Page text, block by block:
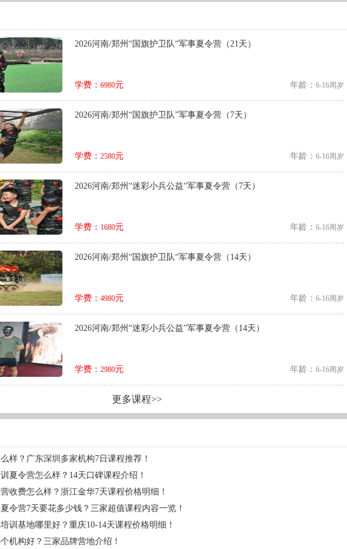
2026河南/郑州“国旗护卫队“军事夏令营（21天）
学费：6980元 年龄：6-16周岁
2026河南/郑州“国旗护卫队”军事夏令营（7天）
学费：2580元 年龄：6-16周岁
2026河南/郑州“迷彩小兵公益“军事夏令营（7天）
学费： 1680元 年龄：6-16周岁
2026河南/郑州“国旗护卫队“军事夏令营（14天）
学费：4980元 年龄：6-16周岁
2026河南/郑州“迷彩小兵公益”军事夏令营（14天）
学费：2980元 年龄：6-16周岁
更多课程>>
样？广东深圳多家机构7日课程推荐！
夏令营怎么样？14天口碑课程介绍！
收费怎么样？浙江金华7天课程价格明细！
令营7天要花多少钱？三家超值课程内容一览！
训基地哪里好？重庆10-14天课程价格明细！
机构好？三家品牌营地介绍！